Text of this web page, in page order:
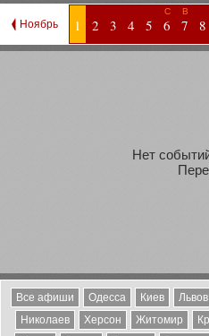
Ноябрь 1 2 3 4 5
С
6
В
7 8
Нет
Все афиши Одесса Киев Львов
Николаев
Херсон Житомир